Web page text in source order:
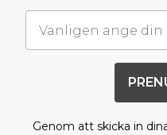
Genom att skicka in